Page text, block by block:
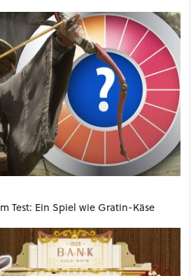
Test: Ein Spiel wie Gratin-Käse